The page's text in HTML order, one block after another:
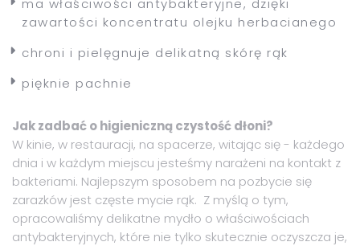
ma właściwości antybakteryjne, dzięki
zawartości koncentratu olejku herbacianego
chroni i pielęgnuje delikatną skórę rąk
pięknie pachnie
Jak zadbać o higieniczną czystość dłoni?
W kinie, w restauracji, na spacerze, witając się - każdego
dnia i w każdym miejscu jesteśmy narażeni na kontakt z
bakteriami. Najlepszym sposobem na pozbycie się
zarazków jest częste mycie rąk. Z myślą o tym,
opracowaliśmy delikatne mydło o właściwościach
antybakteryjnych, które nie tylko skutecznie oczyszcza je,